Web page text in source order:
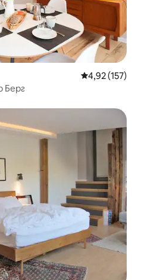
Средна
4,92 (157)
Берг